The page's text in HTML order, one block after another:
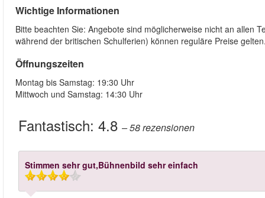
Wichtige Informationen
Bitte beachten Sie: Angebote sind möglicherweise nicht an allen
während der britischen Schulferien) können reguläre Preise
Öffnungszeiten
Montag bis Samstag: 19:30 Uhr
Mittwoch und Samstag: 14:30 Uhr
Fantastisch: 4.8 – 58rezensionen
Stimmen sehr gut,Bühnenbild sehr einfach